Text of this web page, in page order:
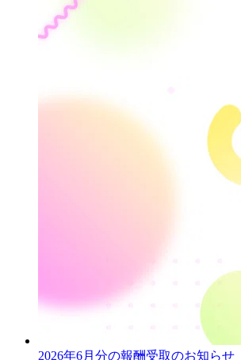
2026年6月分の報酬受取のお知らせ